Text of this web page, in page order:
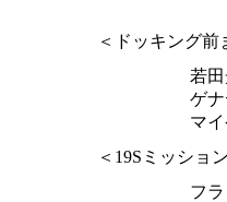
＜ドッキング前
若
ゲ
マ
＜19Sミッショ
フ